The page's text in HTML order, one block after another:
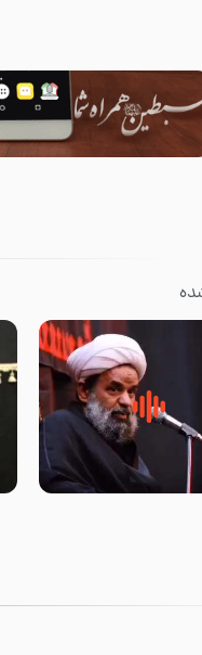
پاره های جگر امام
علیه السلام-حجت